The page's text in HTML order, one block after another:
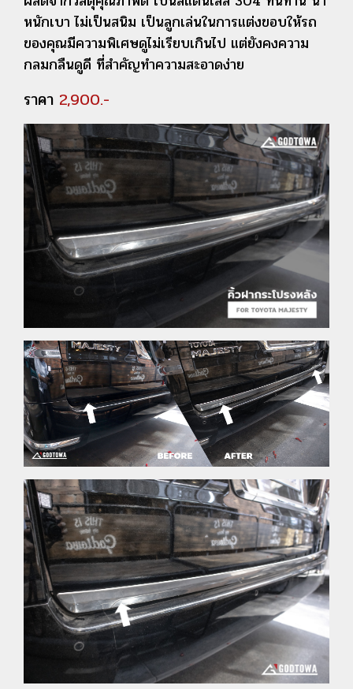
หนักเบา ไม่เป็นสนิม เป็นลูกเล่นในการแต่งขอบให้รถ
ของคุณมีความพิเศษดูไม่เรียบเกินไป แต่ยังคงความ
กลมกลืนดูดี ที่สำคัญทำความสะอาดง่าย
ราคา 2,900.-